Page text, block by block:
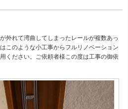
外れて湾曲してしまったレールが複数あっ
このような小工事からフルリノベーション
ください。ご依頼者様この度は工事の御依